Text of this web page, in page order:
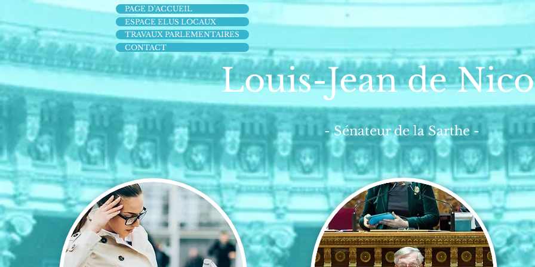
PAGE D'ACCUEIL
ESPACE ELUS LOCAUX
TRAVAUX PARLEMENTAIRES
CONTACT
Louis-Jean de
- Sénateur de la Sarthe -